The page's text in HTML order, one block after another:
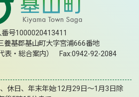
番号1000020413411
養基郡基山町大字宮浦666番地
表・総合案内） Fax:0942-92-2084
休日、年末年始:12月29日～1月3日除